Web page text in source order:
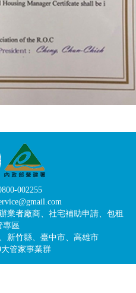
002255
業者廠商、社宅補助申請、包租
專區
新竹縣、臺中市、高雄市
管家事業群